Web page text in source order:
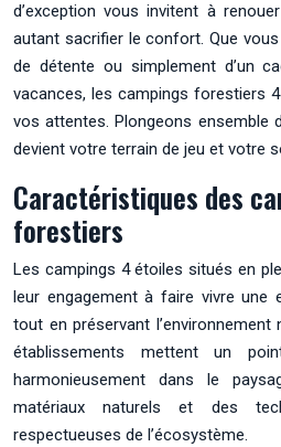
d’exception vous invitent à
autant sacrifier le confort. Que vous
de détente ou simplement d’un
vacances, les campings forestiers
vos attentes. Plongeons ensemble
devient votre terrain de jeu et votre
Caractéristiques des
forestiers
Les campings 4 étoiles situés en
leur engagement à faire vivre une
tout en préservant l’environnement
établissements mettent un
harmonieusement dans le
matériaux naturels et des
respectueuses de l’écosystème.